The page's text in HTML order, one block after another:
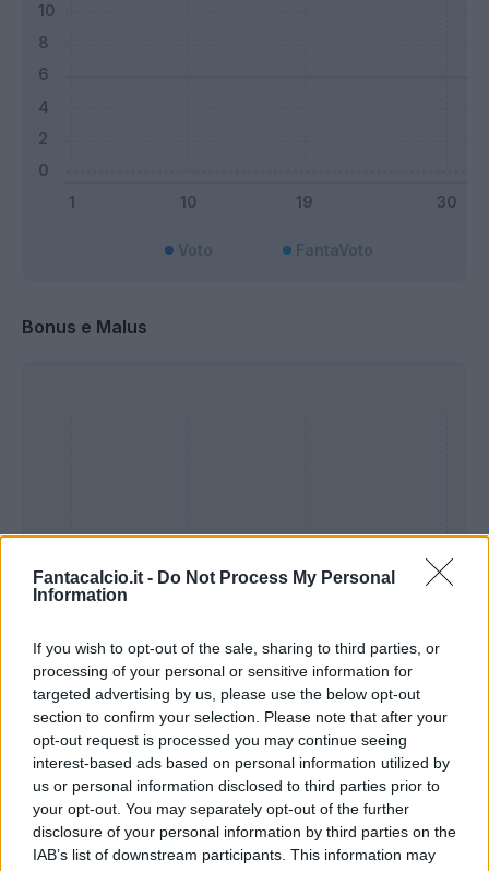
Fantacalcio.it - Do Not Process My Personal
Information
If you wish to opt-out of the sale, sharing to third parties, or
processing of your personal or sensitive information for
targeted advertising by us, please use the below opt-out
section to confirm your selection. Please note that after your
opt-out request is processed you may continue seeing
interest-based ads based on personal information utilized by
us or personal information disclosed to third parties prior to
your opt-out. You may separately opt-out of the further
disclosure of your personal information by third parties on the
IAB’s list of downstream participants. This information may
Bonus e Malus
Bonus Malus
Presenze a
voto